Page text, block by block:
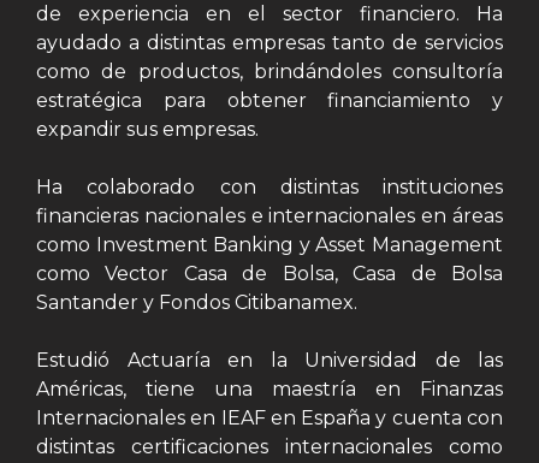
de experiencia en el sector financiero. Ha
ayudado a distintas empresas tanto de servicios
como de productos, brindándoles consultoría
estratégica para obtener financiamiento y
expandir sus empresas.
Ha colaborado con distintas instituciones
financieras nacionales e internacionales en áreas
como Investment Banking y Asset Management
como Vector Casa de Bolsa, Casa de Bolsa
Santander y Fondos Citibanamex.
Estudió Actuaría en la Universidad de las
Américas, tiene una maestría en Finanzas
Internacionales en IEAF en España y cuenta con
distintas certificaciones internacionales como